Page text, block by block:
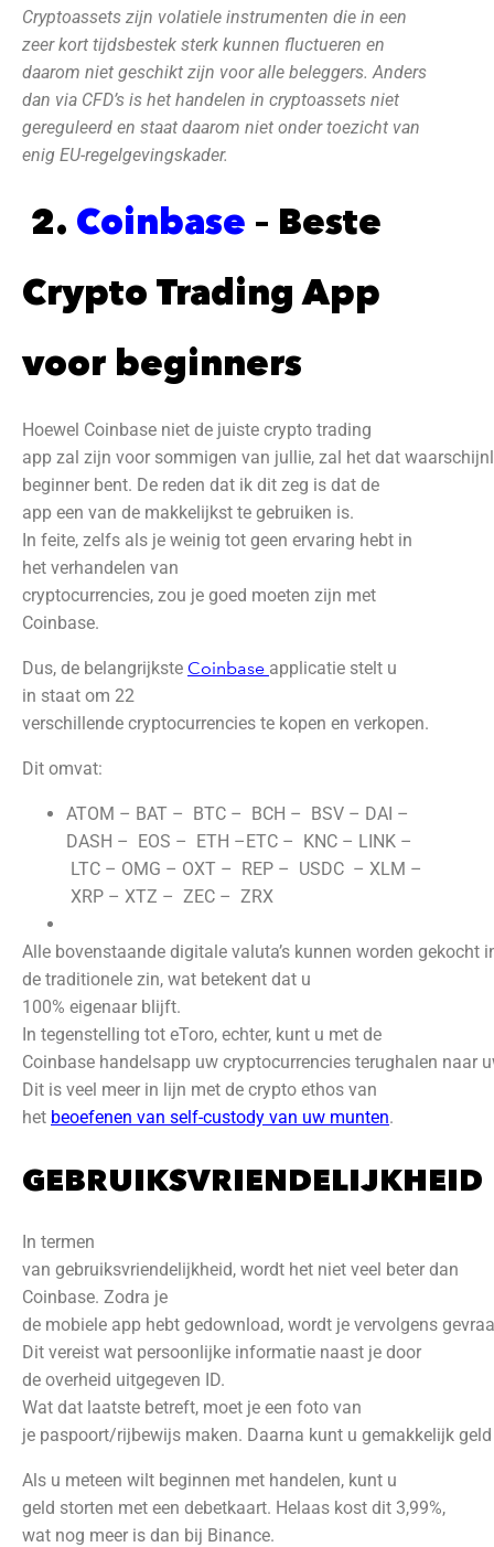
Cryptoassets zijn volatiele instrumenten die in een
zeer kort tijdsbestek sterk kunnen fluctueren en
daarom niet geschikt zijn voor alle beleggers. Anders
dan via CFD’s is het handelen in cryptoassets niet
gereguleerd en staat daarom niet onder toezicht van
enig EU-regelgevingskader.
2. Coinbase – Beste
Crypto Trading App
voor beginners
Hoewel Coinbase niet de juiste crypto trading
app zal zijn voor sommigen van jullie, zal het dat
beginner bent. De reden dat ik dit zeg is dat de
app een van de makkelijkst te gebruiken is.
In feite, zelfs als je weinig tot geen ervaring hebt in
het verhandelen van
cryptocurrencies, zou je goed moeten zijn met
Coinbase.
Dus, de belangrijkste Coinbase applicatie stelt u
in staat om 22
verschillende cryptocurrencies te kopen en verkopen.
Dit omvat:
ATOM – BAT – BTC – BCH – BSV – DAI –
DASH – EOS – ETH –ETC – KNC – LINK –
LTC – OMG – OXT – REP – USDC – XLM –
XRP – XTZ – ZEC – ZRX
Alle bovenstaande digitale valuta’s kunnen worden gekocht
de traditionele zin, wat betekent dat u
100% eigenaar blijft.
In tegenstelling tot eToro, echter, kunt u met de
Coinbase handelsapp uw cryptocurrencies terughalen naar
Dit is veel meer in lijn met de crypto ethos van
het beoefenen van self-custody van uw munten.
GEBRUIKSVRIENDELIJKHEID
In termen
van gebruiksvriendelijkheid, wordt het niet veel beter dan
Coinbase. Zodra je
de mobiele app hebt gedownload, wordt je vervolgens
Dit vereist wat persoonlijke informatie naast je door
de overheid uitgegeven ID.
Wat dat laatste betreft, moet je een foto van
je paspoort/rijbewijs maken. Daarna kunt u gemakkelijk
Als u meteen wilt beginnen met handelen, kunt u
geld storten met een debetkaart. Helaas kost dit 3,99%,
wat nog meer is dan bij Binance.